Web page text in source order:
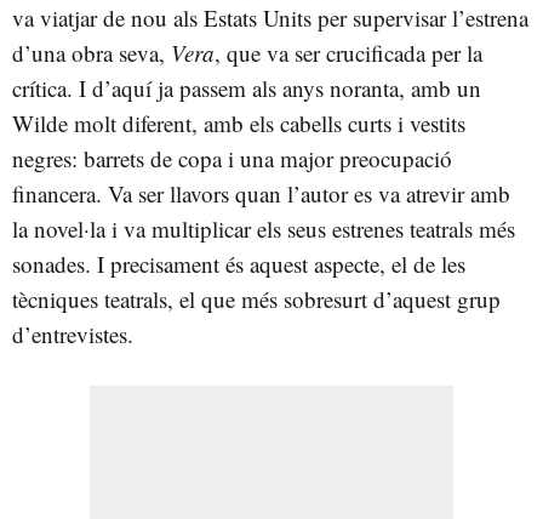
va viatjar de nou als Estats Units per supervisar l’estrena
d’una obra seva, Vera, que va ser crucificada per la
crítica. I d’aquí ja passem als anys noranta, amb un
Wilde molt diferent, amb els cabells curts i vestits
negres: barrets de copa i una major preocupació
financera. Va ser llavors quan l’autor es va atrevir amb
la novel·la i va multiplicar els seus estrenes teatrals més
sonades. I precisament és aquest aspecte, el de les
tècniques teatrals, el que més sobresurt d’aquest grup
d’entrevistes.